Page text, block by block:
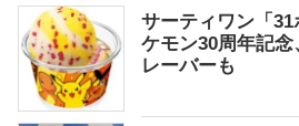
サーティワン「
ケモン30周年記
レーバーも